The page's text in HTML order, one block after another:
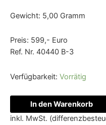
Gewicht: 5,00 Gramm
Preis: 599,- Euro
Ref. Nr. 40440 B-3
Verfügbarkeit: Vorrätig
In den Warenkorb
inkl. MwSt.